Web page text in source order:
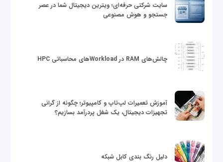
سایت شرکتی حرفه‌ای؛ ویترین دیجیتال شما در عصر
جستجو و هوش مصنوعی
چالش‌های RAM در Workloadهای محاسباتی HPC
آموزش تعمیرات لپ‌تاپ و کامپیوتر؛ چگونه از گرانی
تجهیزات دیجیتال، یک شغل پردرآمد بسازیم؟
دلیل رنگ بندی کابل شبکه